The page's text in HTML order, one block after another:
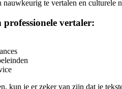
te vertalen en culturele
vertaler:
kun je er zeker van zijn dat je